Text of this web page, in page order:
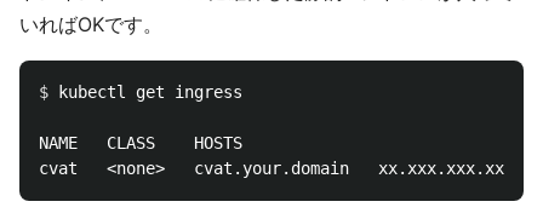
いればOKです。
$ kubectl get ingress
NAME   CLASS    HOSTS